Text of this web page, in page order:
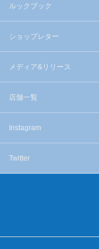
ルックブック
ショップレター
メディア&リリース
店舗一覧
Instagram
Twitter